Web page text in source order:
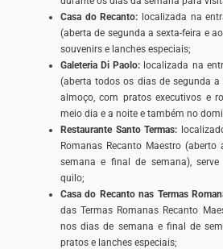
Casa do Recanto: localizada na
(aberta de segunda a sexta-feira e
souvenirs e lanches especiais;
Galeteria Di Paolo: localizada na
(aberta todos os dias de segunda
almoço, com pratos executivos e
meio dia e a noite e também no
Restaurante Santo Termas:
Romanas Recanto Maestro
semana e final de semana),
quilo;
Casa do Recanto nas Termas
das Termas Romanas Recanto
nos dias de semana e final de
pratos e lanches especiais;